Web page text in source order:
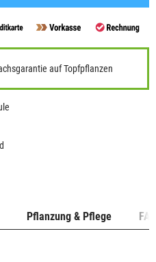
auf Topfpflanzen
Pflanzung & Pflege